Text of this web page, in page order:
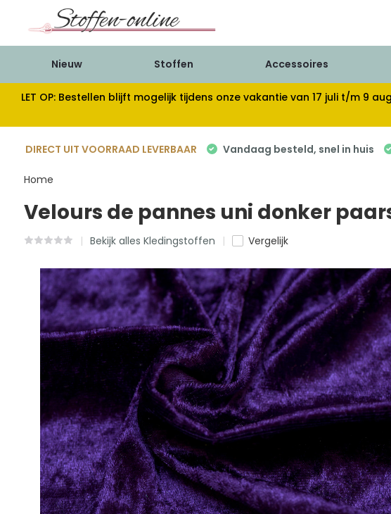
Nieuw Stoffen Accessoires
LET OP: Bestellen blijft mogelijk tijdens onze vakantie van 17 juli t/m 9
DIRECT UIT VOORRAAD LEVERBAAR Vandaag besteld, snel in huis
Home
Velours de pannes uni donker
Bekijk alles Kledingstoffen Vergelijk